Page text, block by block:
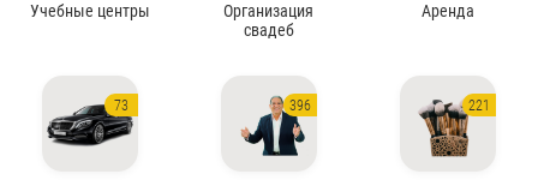
Учебные центры
Организация
свадеб
Аренда
73 396 221